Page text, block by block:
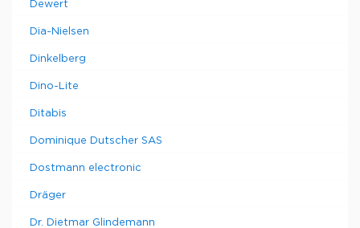
Dewert
Dia-Nielsen
Dinkelberg
Dino-Lite
Ditabis
Dominique Dutscher SAS
Dostmann electronic
Dräger
Dr. Dietmar Glindemann